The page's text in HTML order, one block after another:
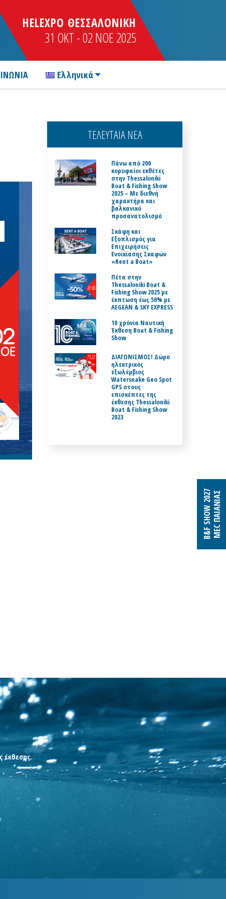
HELEXPO ΘΕΣΣΑΛΟΝΙΚΗ
31 OKT - 02 NOE 2025
Ελληνικά
ΤΕΛΕΥΤΑΙΑ ΝΕΑ
Πάνω από 200
κορυφαίοι εκθέτες
στην Thessaloniki
Boat & Fishing Show
2025 – Με διεθνή
χαρακτήρα και
βαλκανικό
προσανατολισμό
Σκάφη και
Εξοπλισμός για
Επιχειρήσεις
Ενοικίασης Σκαφών
«Rent a Boat»
Πέτα στην
Thessaloniki Boat &
Fishing Show 2025 με
έκπτωση έως 50% με
AEGEAN & SKY EXPRESS
10 χρόνια Ναυτική
Έκθεση Boat & Fishing
Show
ΔΙΑΓΩΝΙΣΜΟΣ! Δώρο
ηλεκτρικός
εξωλέμβιος
Watersnake Geo Spot
GPS στους
επισκέπτες της
έκθεσης Thessaloniki
Boat & Fishing Show
2023
B&F SHOW 2027MEC ΠΑΙΑΝΙΑΣ
έκθεσης.